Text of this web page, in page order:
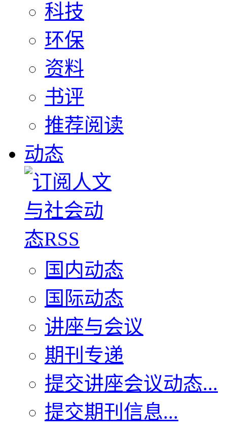
科技
环保
资料
书评
推荐阅读
动态
国内动态
国际动态
讲座与会议
期刊专递
提交讲座会议动态...
提交期刊信息...